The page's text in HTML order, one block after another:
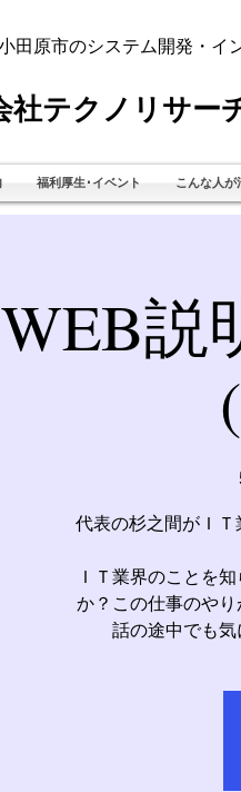
田原市のシステム開発・イ
社テクノリサー
福利厚生･イベント こんな人が
WEB
代表の杉之間がＩ
ＩＴ業界のことを
か？この仕事のやり
話の途中でも気